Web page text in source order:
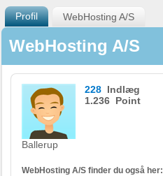
Profil WebHosting A/S
WebHosting A/S
Ballerup
228 Indlæg
1.236 Point
WebHosting A/S finder du også her: